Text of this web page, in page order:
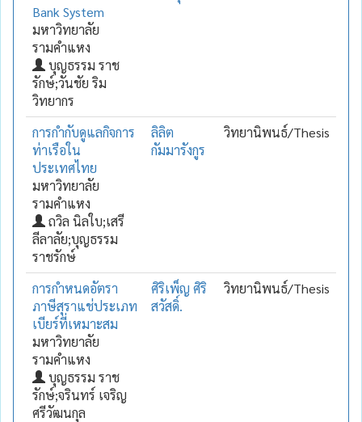
Bank System
มหาวิทยาลัย
รามคำแหง
บุญธรรม ราช
รักษ์;วันชัย ริม
วิทยากร
การกำกับดูแลกิจการ
ท่าเรือใน
ประเทศไทย
มหาวิทยาลัย
รามคำแหง
ถวิล นิลใบ;เสรี
ลีลาลัย;บุญธรรม
ราชรักษ์
ลิลิต
กัมมารังกูร
วิทยานิพนธ์/Thesis
การกำหนดอัตรา
ภาษีสุราแช่ประเภท
เบียร์ที่เหมาะสม
มหาวิทยาลัย
รามคำแหง
บุญธรรม ราช
รักษ์;จรินทร์ เจริญ
ศรีวัฒนกุล
ศิริเพ็ญ ศิริ
สวัสดิ์.
วิทยานิพนธ์/Thesis